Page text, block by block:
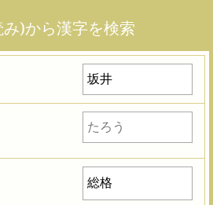
)から漢字を検索